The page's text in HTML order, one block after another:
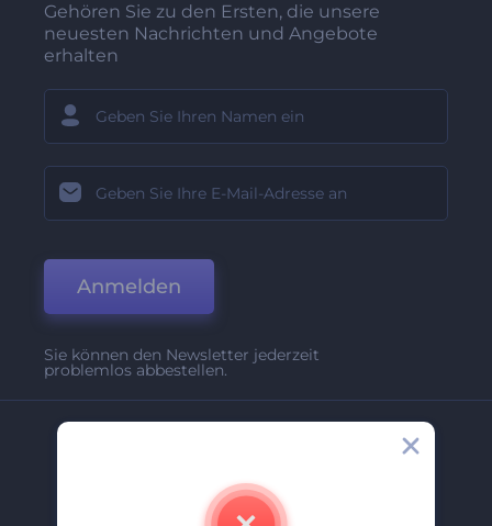
Gehören Sie zu den Ersten, die unsere
neuesten Nachrichten und Angebote
erhalten
Anmelden
Sie können den Newsletter jederzeit
problemlos abbestellen.